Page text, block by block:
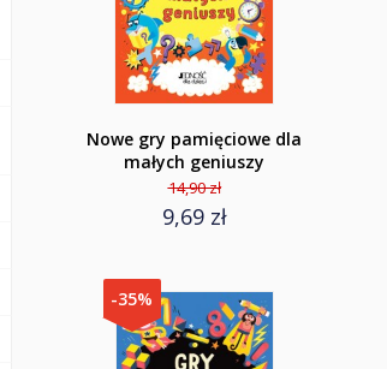
Nowe gry pamięciowe dla
małych geniuszy
14,90 zł
9,69 zł
-35%